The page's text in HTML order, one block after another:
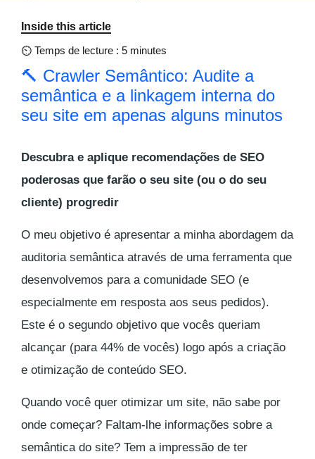
Inside this article
⏲ Temps de lecture : 5 minutes
🔨 Crawler Semântico: Audite a
semântica e a linkagem interna do
seu site em apenas alguns minutos
Descubra e aplique recomendações de SEO
poderosas que farão o seu site (ou o do seu
cliente) progredir
O meu objetivo é apresentar a minha abordagem da
auditoria semântica através de uma ferramenta que
desenvolvemos para a comunidade SEO (e
especialmente em resposta aos seus pedidos).
Este é o segundo objetivo que vocês queriam
alcançar (para 44% de vocês) logo após a criação
e otimização de conteúdo SEO.
Quando você quer otimizar um site, não sabe por
onde começar? Faltam-lhe informações sobre a
semântica do site? Tem a impressão de ter